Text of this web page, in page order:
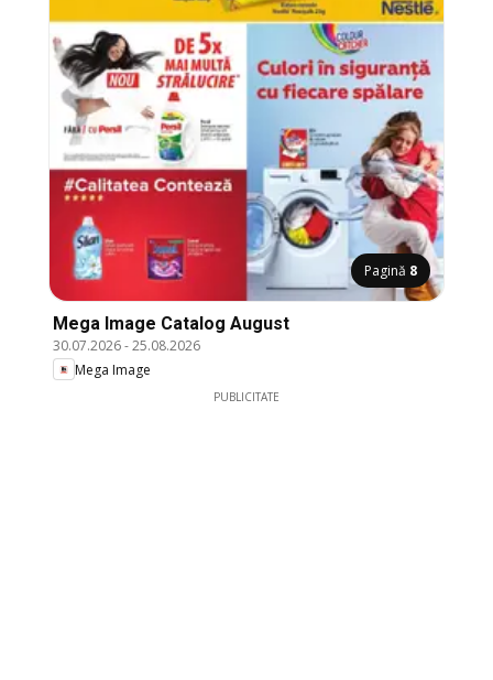
Pagină 8
Mega Image Catalog August
30.07.2026-25.08.2026
Mega Image
PUBLICITATE